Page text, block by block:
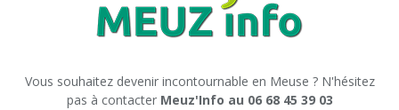
Vous souhaitez devenir incontournable en Meuse ? N'hésitez
pas à contacter Meuz'Info au 06 68 45 39 03